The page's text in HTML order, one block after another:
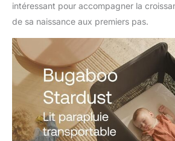
intéressant pour accompagner la
de sa naissance aux premiers pas.